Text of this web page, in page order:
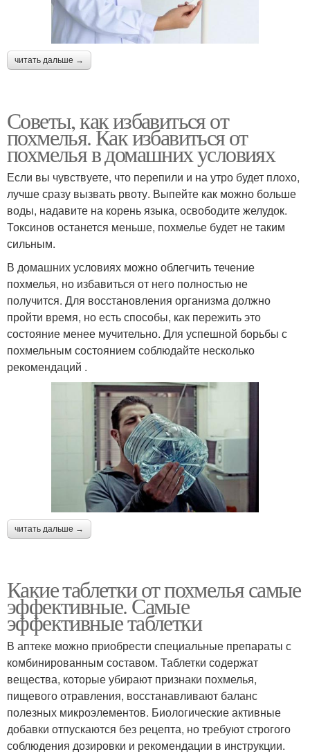
читать дальше →
Советы, как избавиться от
похмелья. Как избавиться от
похмелья в домашних условиях
Если вы чувствуете, что перепили и на утро будет плохо,
лучше сразу вызвать рвоту. Выпейте как можно больше
воды, надавите на корень языка, освободите желудок.
Токсинов останется меньше, похмелье будет не таким
сильным.
В домашних условиях можно облегчить течение
похмелья, но избавиться от него полностью не
получится. Для восстановления организма должно
пройти время, но есть способы, как пережить это
состояние менее мучительно. Для успешной борьбы с
похмельным состоянием соблюдайте несколько
рекомендаций .
читать дальше →
Какие таблетки от похмелья самые
эффективные. Самые
эффективные таблетки
В аптеке можно приобрести специальные препараты с
комбинированным составом. Таблетки содержат
вещества, которые убирают признаки похмелья,
пищевого отравления, восстанавливают баланс
полезных микроэлементов. Биологические активные
добавки отпускаются без рецепта, но требуют строгого
соблюдения дозировки и рекомендации в инструкции.